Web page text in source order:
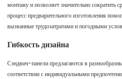
монтажу и позволяет значительно сократить
процесс предварительного изготовления
вызванные трудозатратами и погодными
Гибкость дизайна
Сэндвич-панели предлагаются в
соответствии с индивидуальными